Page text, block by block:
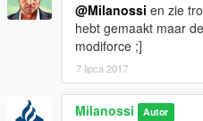
@Milanossi en zie
hebt gemaakt maar
modiforce ;]
7 lipca 2017
Milanossi Autor